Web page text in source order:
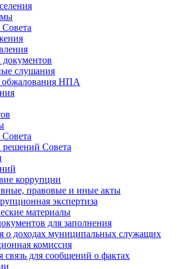
слушания
обжалования НПА
Совета
коррупции
правовые и иные акты
экспертиза
материалы
для заполнения
о доходах муниципальных служащих
комиссия
связь для сообщений о фактах